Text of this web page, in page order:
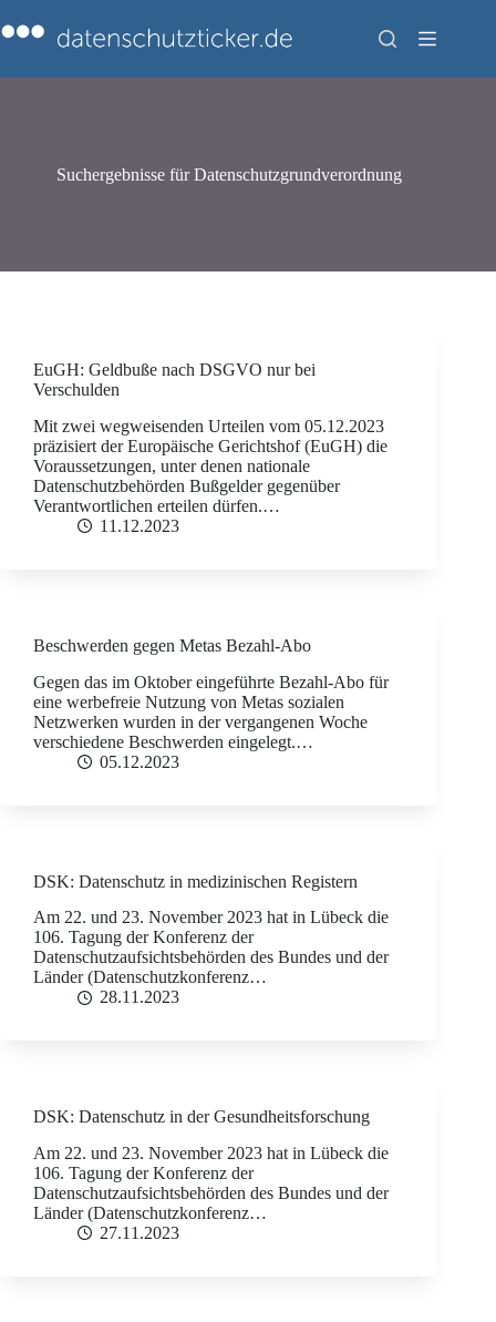
Inhalt
springen
Suchergebnisse für Datenschutzgrundverordnung
EuGH: Geldbuße nach DSGVO nur bei
Verschulden
Mit zwei wegweisenden Urteilen vom 05.12.2023
präzisiert der Europäische Gerichtshof (EuGH) die
Voraussetzungen, unter denen nationale
Datenschutzbehörden Bußgelder gegenüber
Verantwortlichen erteilen dürfen.…
11.12.2023
Beschwerden gegen Metas Bezahl-Abo
Gegen das im Oktober eingeführte Bezahl-Abo für
eine werbefreie Nutzung von Metas sozialen
Netzwerken wurden in der vergangenen Woche
verschiedene Beschwerden eingelegt.…
05.12.2023
DSK: Datenschutz in medizinischen Registern
Am 22. und 23. November 2023 hat in Lübeck die
106. Tagung der Konferenz der
Datenschutzaufsichtsbehörden des Bundes und der
Länder (Datenschutzkonferenz…
28.11.2023
DSK: Datenschutz in der Gesundheitsforschung
Am 22. und 23. November 2023 hat in Lübeck die
106. Tagung der Konferenz der
Datenschutzaufsichtsbehörden des Bundes und der
Länder (Datenschutzkonferenz…
27.11.2023